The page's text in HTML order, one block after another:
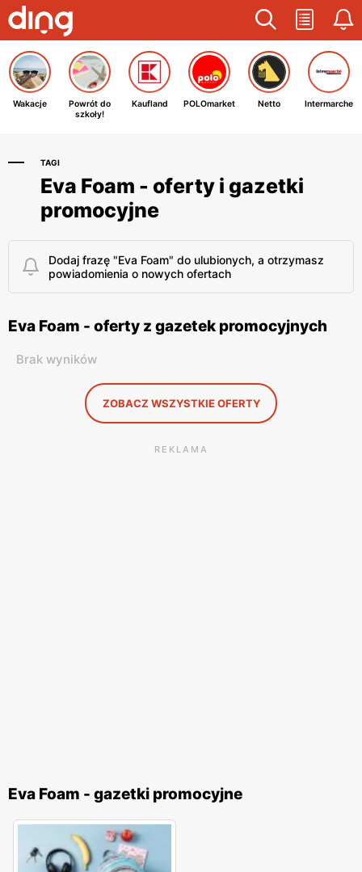
Wakacje
Powrót do
szkoły!
Kaufland POLOmarket Netto Intermarche
TAGI
Eva Foam - oferty i gazetki
promocyjne
Dodaj frazę "Eva Foam" do ulubionych, a otrzymasz
powiadomienia o nowych ofertach
Eva Foam - oferty z gazetek promocyjnych
Brak wyników
ZOBACZ WSZYSTKIE OFERTY
REKLAMA
Eva Foam - gazetki promocyjne